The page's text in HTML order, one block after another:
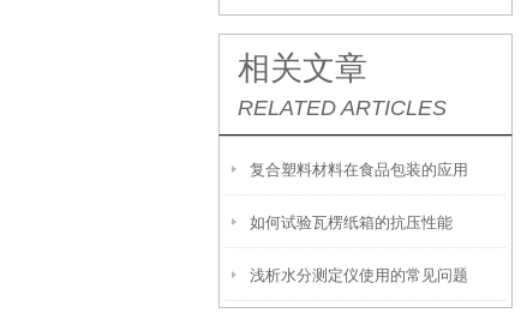
相关文章
RELATED ARTICLES
复合塑料材料在食品包装的应用
如何试验瓦楞纸箱的抗压性能
浅析水分测定仪使用的常见问题